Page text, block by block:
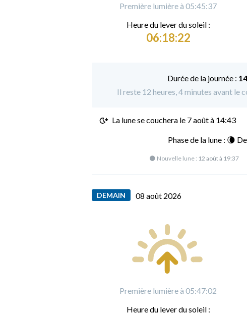
Première lumière à 05:45:37
Heure du lever du soleil :
06:18:22
Durée de la journée :
Il reste 12 heures, 4 minutes avant le
La lune se couchera le 7 août à 14:43
Phase de la lune : 🌘
🌑 Nouvelle lune : 12 août à 19:37
DEMAIN 08 août 2026
Première lumière à 05:47:02
Heure du lever du soleil :